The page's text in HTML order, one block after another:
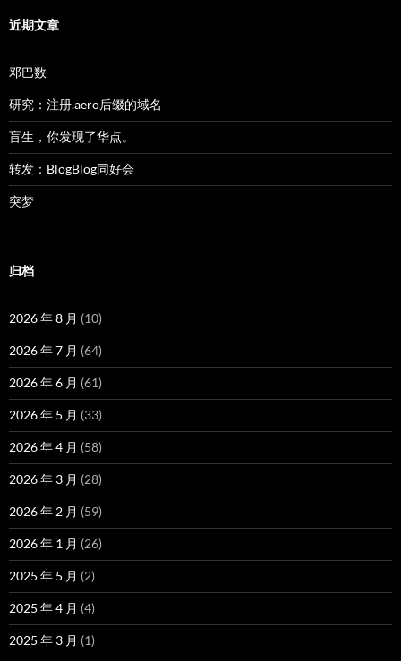
近期文章
邓巴数
研究：注册.aero后缀的域名
盲生，你发现了华点。
转发：BlogBlog同好会
突梦
归档
2026 年 8 月 (10)
2026 年 7 月 (64)
2026 年 6 月 (61)
2026 年 5 月 (33)
2026 年 4 月 (58)
2026 年 3 月 (28)
2026 年 2 月 (59)
2026 年 1 月 (26)
2025 年 5 月 (2)
2025 年 4 月 (4)
2025 年 3 月 (1)